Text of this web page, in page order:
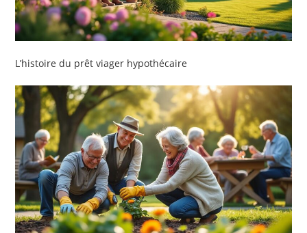
L’histoire du prêt viager hypothécaire